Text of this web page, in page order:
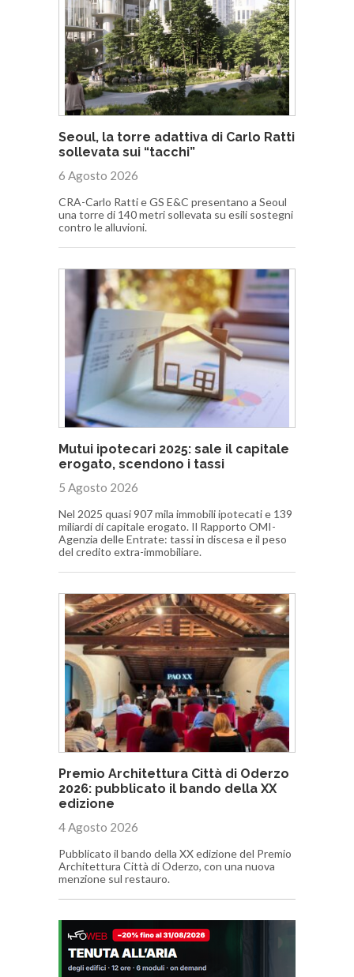
Seoul, la torre adattiva di Carlo Ratti
sollevata sui “tacchi”
6 Agosto 2026
CRA-Carlo Ratti e GS E&C presentano a Seoul
una torre di 140 metri sollevata su esili sostegni
contro le alluvioni.
Mutui ipotecari 2025: sale il capitale
erogato, scendono i tassi
5 Agosto 2026
Nel 2025 quasi 907 mila immobili ipotecati e 139
miliardi di capitale erogato. Il Rapporto OMI-
Agenzia delle Entrate: tassi in discesa e il peso
del credito extra-immobiliare.
Premio Architettura Città di Oderzo
2026: pubblicato il bando della XX
edizione
4 Agosto 2026
Pubblicato il bando della XX edizione del Premio
Architettura Città di Oderzo, con una nuova
menzione sul restauro.